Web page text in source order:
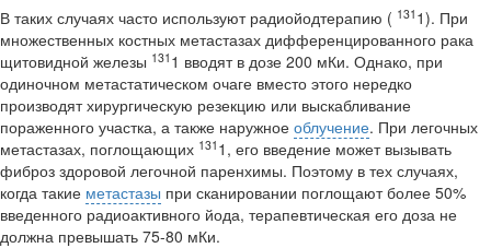
В таких случаях часто используют радиойодтерапию ( 131 1). При
множественных костных метастазах дифференцированного рака
щитовидной железы 131 1 вводят в дозе 200 мКи. Однако, при
одиночном метастатическом очаге вместо этого неред­ко
производят хирургическую резекцию или выскабливание
пораженного участка, а также наружное облучение. При легочных
метастазах, поглощающих 131 1, его вве­дение может вызывать
фиброз здоровой легочной паренхимы. Поэтому в тех случа­ях,
когда такие метастазы при сканировании поглощают более 50%
введенного ра­диоактивного йода, терапевтическая его доза не
должна превышать 75-80 мКи.